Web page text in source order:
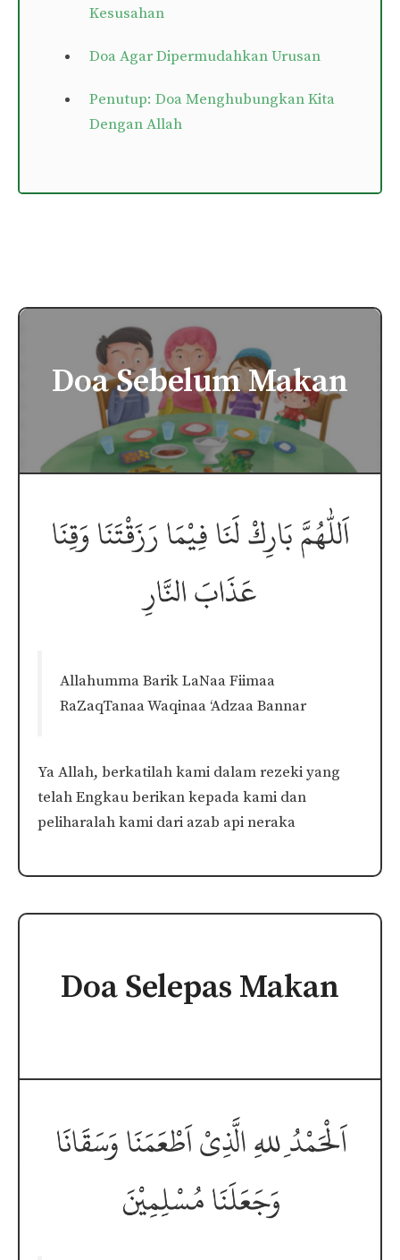
Kesusahan
Doa Agar Dipermudahkan Urusan
Penutup: Doa Menghubungkan Kita
Dengan Allah
Doa Sebelum Makan
Allahumma Barik LaNaa Fiimaa
RaZaqTanaa Waqinaa ‘Adzaa Bannar
Ya Allah, berkatilah kami dalam rezeki yang
telah Engkau berikan kepada kami dan
peliharalah kami dari azab api neraka
Doa Selepas Makan